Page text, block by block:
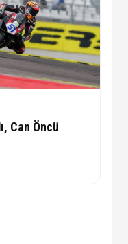
Can Öncü